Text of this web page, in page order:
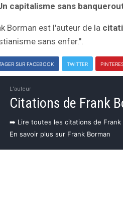
capitalisme sans
Borman est l'auteur de la
sans enfer.".
SUR FACEBOOK TWITTER
L'auteur
Citations de Frank
➡️ Lire toutes les citations de Frank
En savoir plus sur Frank Borman